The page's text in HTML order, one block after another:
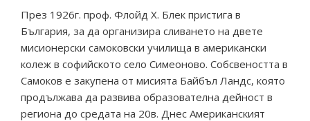
През 1926г. проф. Флойд Х. Блек пристига в
България, за да организира сливането на двете
мисионерски самоковски училища в американски
колеж в софийското село Симеоново. Собсвеността в
Самоков е закупена от мисията Байбъл Ландс, която
продължава да развива образователна дейност в
региона до средата на 20в. Днес Американският